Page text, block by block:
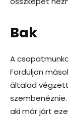
Bak
A
Forduljon
általad
aki már járt